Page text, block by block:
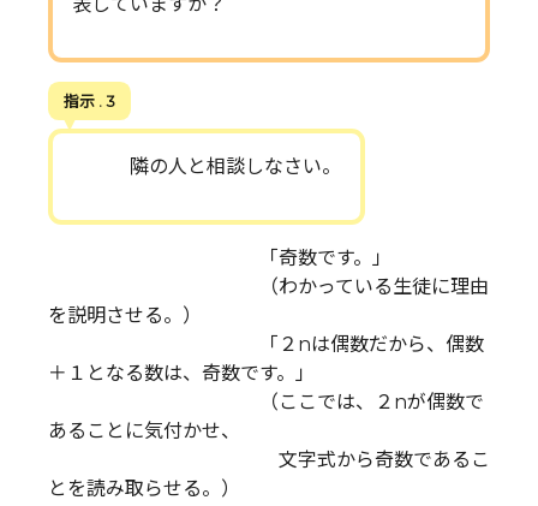
表していますか？
指示 . 3
隣の人と相談しなさい。
「奇数です。」
（わかっている生徒に理由
を説明させる。）
「２nは偶数だから、偶数
＋１となる数は、奇数です。」
（ここでは、２nが偶数で
あることに気付かせ、
文字式から奇数であるこ
とを読み取らせる。）